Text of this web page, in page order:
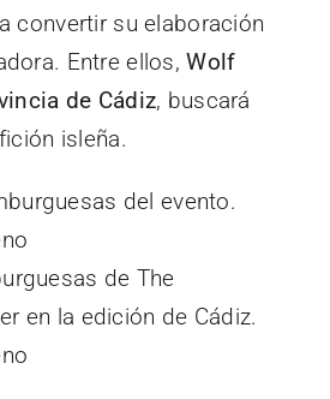
convertir su elaboración
Entre ellos,Wolf
de Cádiz, buscará
isleña.
de The
en la edición de Cádiz.